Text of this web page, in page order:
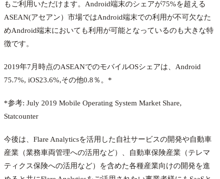
もご利用いただけます。Android端末のシェアが75%を超える
ASEAN(アセアン）市場ではAndroid端末での利用が不可欠なた
めAndroid端末においても利用が可能となっているのも大きな特
徴です。
2019年7月時点のASEANでのモバイルOSシェアは、Android
75.7%, iOS23.6%,その他0.8％。*
*参考: July 2019 Mobile Operating System Market Share,
Statcounter
今後は、Flare Analyticsを活用した自社サービスの開発や自動車
産業（業務車両管理への活用など）、自動車保険産業（テレマ
ティクス保険への活用など）を含めた各種産業向けの開発を進